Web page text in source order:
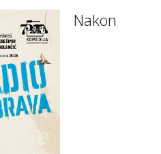
Nakon